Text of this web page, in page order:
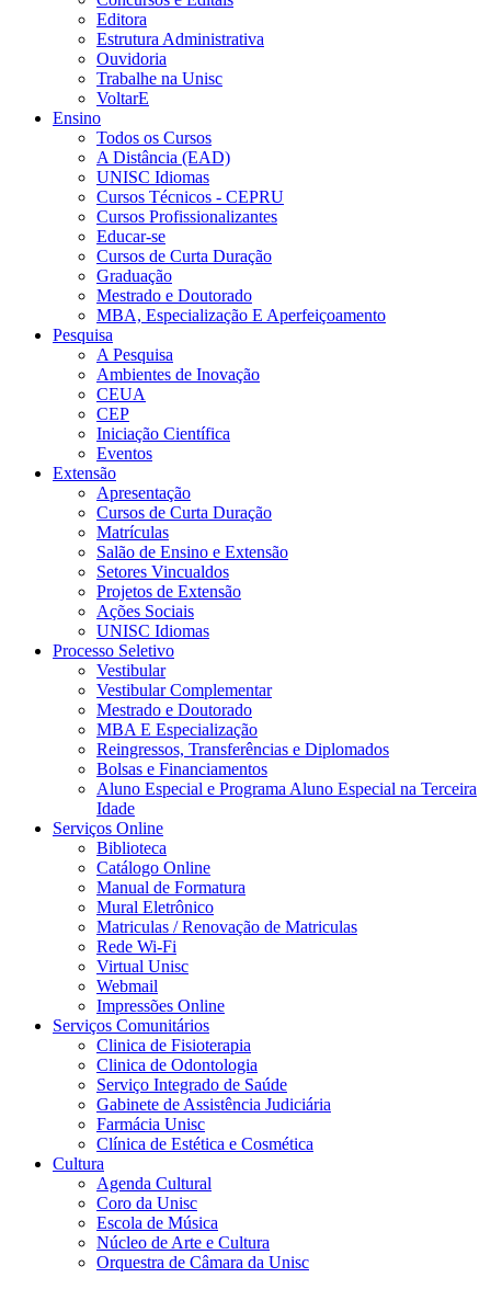
Editora
Estrutura Administrativa
Ouvidoria
Trabalhe na Unisc
VoltarE
Ensino
Todos os Cursos
A Distância (EAD)
UNISC Idiomas
Cursos Técnicos - CEPRU
Cursos Profissionalizantes
Educar-se
Cursos de Curta Duração
Graduação
Mestrado e Doutorado
MBA, Especialização E Aperfeiçoamento
Pesquisa
A Pesquisa
Ambientes de Inovação
CEUA
CEP
Iniciação Científica
Eventos
Extensão
Apresentação
Cursos de Curta Duração
Matrículas
Salão de Ensino e Extensão
Setores Vincualdos
Projetos de Extensão
Ações Sociais
UNISC Idiomas
Processo Seletivo
Vestibular
Vestibular Complementar
Mestrado e Doutorado
MBA E Especialização
Reingressos, Transferências e Diplomados
Bolsas e Financiamentos
Aluno Especial e Programa Aluno Especial na Terceira
Idade
Serviços Online
Biblioteca
Catálogo Online
Manual de Formatura
Mural Eletrônico
Matriculas / Renovação de Matriculas
Rede Wi-Fi
Virtual Unisc
Webmail
Impressões Online
Serviços Comunitários
Clinica de Fisioterapia
Clinica de Odontologia
Serviço Integrado de Saúde
Gabinete de Assistência Judiciária
Farmácia Unisc
Clínica de Estética e Cosmética
Cultura
Agenda Cultural
Coro da Unisc
Escola de Música
Núcleo de Arte e Cultura
Orquestra de Câmara da Unisc